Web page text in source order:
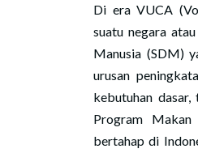
Di era VUCA
suatu negara
Manusia (SDM)
urusan
kebutuhan
Program
bertahap di